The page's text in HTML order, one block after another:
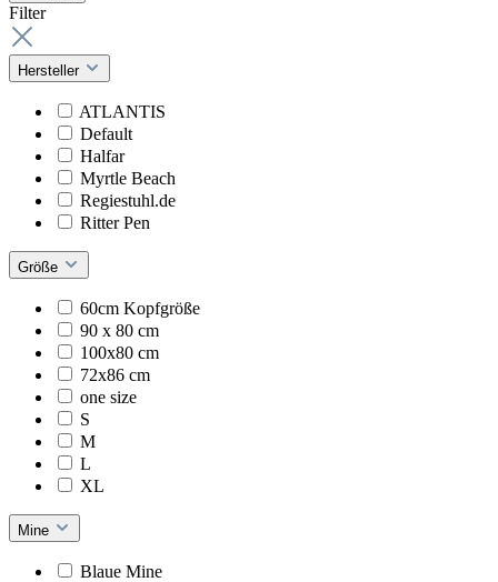
Filter
Hersteller
ATLANTIS
Default
Halfar
Myrtle Beach
Regiestuhl.de
Ritter Pen
Größe
60cm Kopfgröße
90 x 80 cm
100x80 cm
72x86 cm
one size
S
M
L
XL
Mine
Blaue Mine